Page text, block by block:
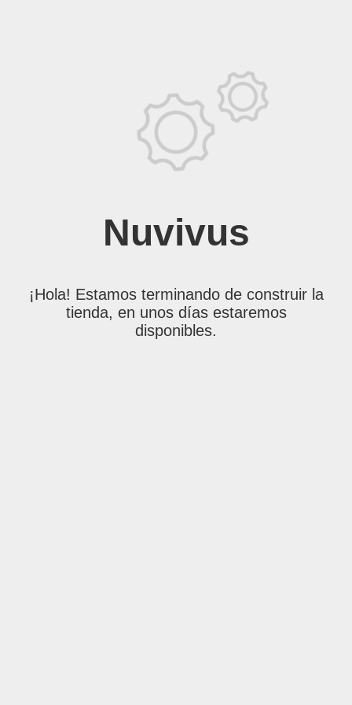
Nuvivus
¡Hola! Estamos terminando de construir la
tienda, en unos días estaremos
disponibles.